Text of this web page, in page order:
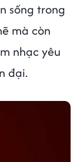
sống trong
mà còn
nhạc yêu
đại.